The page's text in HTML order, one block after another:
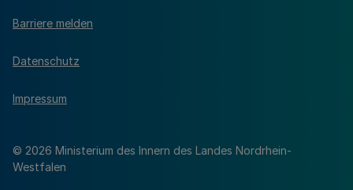
© 2026 Ministerium des Innern des Landes Nordrhein-
Westfalen
Barriere melden
Datenschutz
Impressum